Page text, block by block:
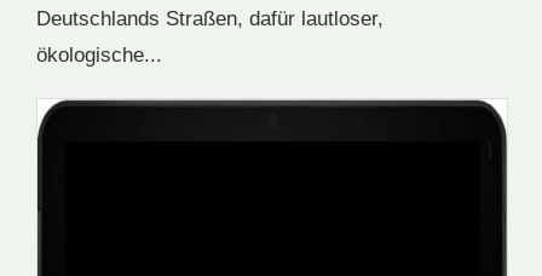
Deutschlands Straßen, dafür lautloser,
ökologische...